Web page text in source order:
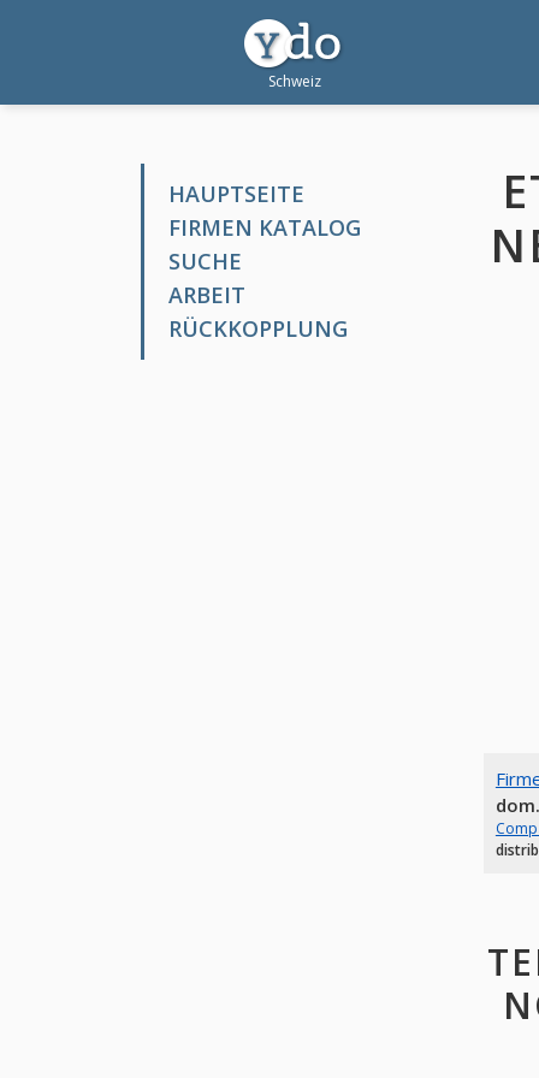
HAUPTSEITE
FIRMEN KATALOG
SUCHE
ARBEIT
RÜCKKOPPLUNG